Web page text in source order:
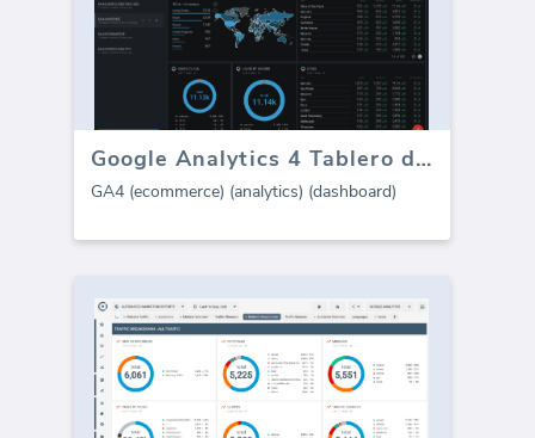
Google Analytics 4 Tablero de comercio electrónico
GA4 (ecommerce) (analytics) (dashboard)